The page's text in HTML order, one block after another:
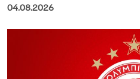
04.08.2026